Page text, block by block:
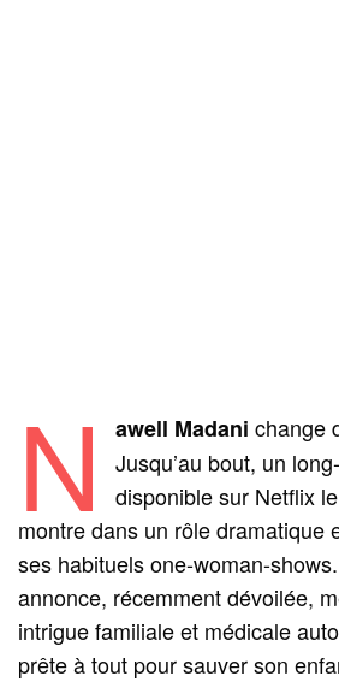
N awell Madani change
Jusqu’au bout, un
disponible sur Netflix
montre dans un rôle dramatique
ses habituels one-woman-
annonce, récemment dévoilée,
intrigue familiale et médicale
prête à tout pour sauver son